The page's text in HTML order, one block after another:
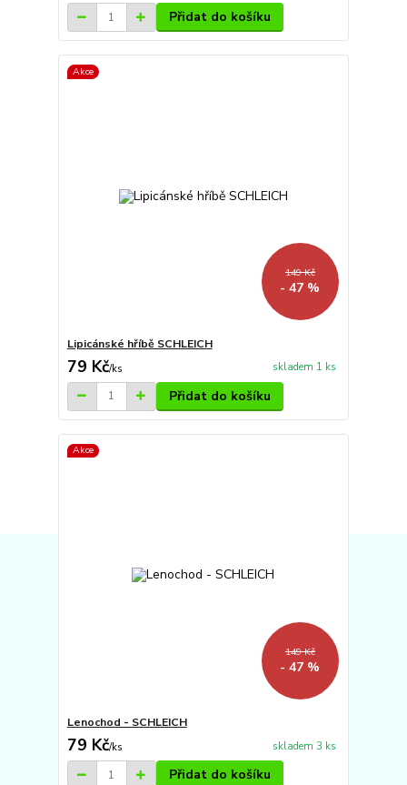
Přidat do košíku
Akce
149 Kč
- 47 %
Lipicánské hříbě SCHLEICH
79 Kč/ks skladem 1 ks
Přidat do košíku
Akce
149 Kč
- 47 %
Lenochod - SCHLEICH
79 Kč/ks skladem 3 ks
Přidat do košíku